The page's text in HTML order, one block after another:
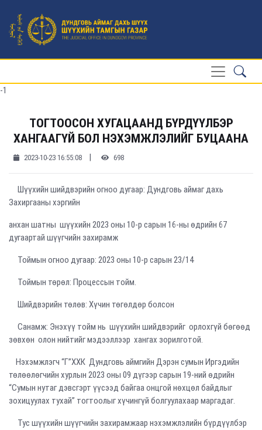
-1
ТОГТООСОН ХУГАЦААНД БҮРДҮҮЛБЭР
ХАНГААГҮЙ БОЛ НЭХЭМЖЛЭЛИЙГ БУЦААНА
2023-10-23 16:55:08 | 698
Шүүхийн шийдвэрийн огноо дугаар: Дундговь аймаг дахь
Захиргааны хэргийн
анхан шатны шүүхийн 2023 оны 10-р сарын 16-ны өдрийн 67
дугаартай шүүгчийн захирамж
Тоймын огноо дугаар: 2023 оны 10-р сарын 23/14
Тоймын төрөл: Процессын тойм.
Шийдвэрийн төлөв: Хүчин төгөлдөр болсон
Санамж: Энэхүү тойм нь шүүхийн шийдвэрийг орлохгүй бөгөөд
зөвхөн олон нийтийг мэдээллээр хангах зорилготой.
Нэхэмжлэгч “Г”ХХК Дундговь аймгийн Дэрэн сумын Иргэдийн
төлөөлөгчийн хурлын 2023 оны 09 дүгээр сарын 19-ний өдрийн
“Сумын нутаг дэвсгэрт үүсээд байгаа онцгой нөхцөл байдлыг
зохицуулах тухай” тогтоолыг хүчингүй болгуулахаар маргадаг.
Тус шүүхийн шүүгчийн захирамжаар нэхэмжлэлийн бүрдүүлбэр